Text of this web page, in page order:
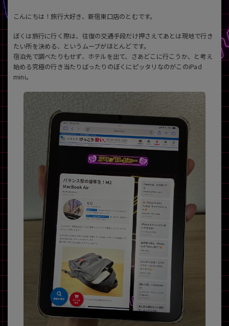
こんにちは！旅行大好き、新宿東口店のとむです。
ぼくは旅行に行く際は、往復の交通手段だけ押さえてあとは現地で行き
たい所を決める、というムーブがほとんどです。
宿泊先で調べたりもせず、ホテルを出て、さあどこに行こうか、と考え
始める究極の行き当たりばったりのぼくにピッタリなのがこのiPad
mini。
商品状態の絞り込み
「新品」「未使用」「中古」など
CPU
OSの絞り込み
~
~
モニタサイズ
~
円 ～ 円